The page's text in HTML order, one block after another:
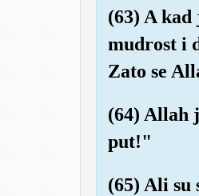
(63) A
mudrost i
Zato se
(64) Allah
put!"
(65) Ali su